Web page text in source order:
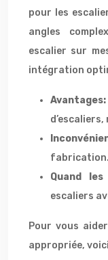
pour les
angles
escalier sur
intégration
d’escaliers,
fabrication.
Quand
escaliers
Pour vous
appropriée,